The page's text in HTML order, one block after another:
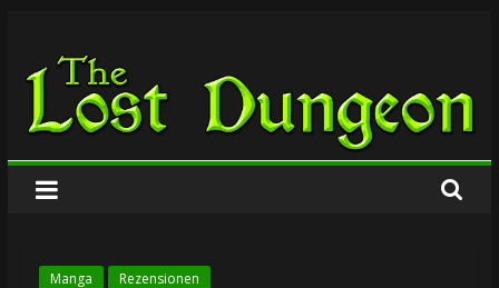
springen
The
Lost
Dungeon
Manga Rezensionen